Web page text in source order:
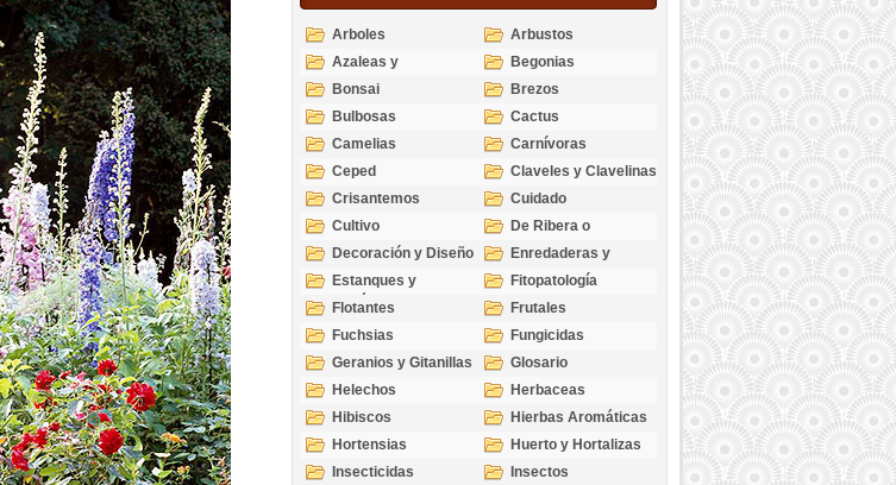
Arboles
Arbustos
Azaleas y
Rododendros
Begonias
Bonsai
Brezos
Bulbosas
Cactus
Camelias
Carnívoras
Ceped
Claveles y Clavelinas
Crisantemos
Cuidado
Cultivo
De Ribera o
Palustres
Decoración y Diseño
Enredaderas y
cubresuelos
Estanques y
Acuáticas
Fitopatología
Flotantes
Frutales
Fuchsias
Fungicidas
Geranios y Gitanillas
Glosario
Helechos
Herbaceas
Hibiscos
Hierbas Aromáticas
Hortensias
Huerto y Hortalizas
Insecticidas
Insectos